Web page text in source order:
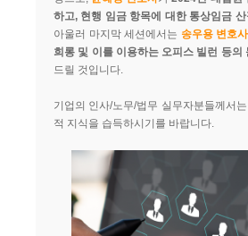
하고, 현행 임금 항목에 대한 통상임금
아울러 마지막 세션에서는 송우용 변호사
희롱 및 이를 이용하는 오피스 빌런 등
드릴 것입니다.
기업의 인사/노무/법무 실무자분들께서
적 지식을 습득하시기를 바랍니다.